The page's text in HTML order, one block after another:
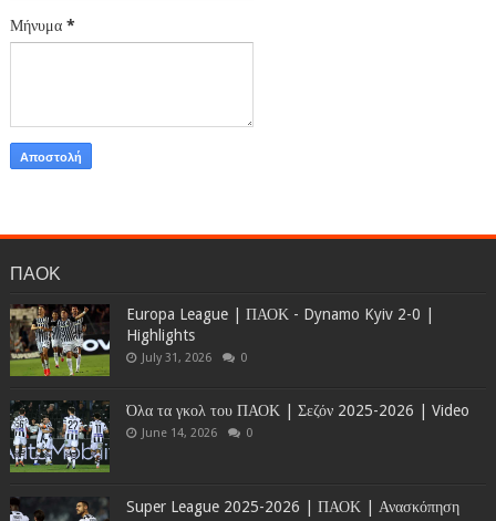
Μήνυμα *
ΠΑΟΚ
Europa League | ΠΑΟΚ - Dynamo Kyiv 2-0 |
Highlights
July 31, 2026 0
Όλα τα γκολ του ΠΑΟΚ | Σεζόν 2025-2026 | Video
June 14, 2026 0
Super League 2025-2026 | ΠΑΟΚ | Ανασκόπηση